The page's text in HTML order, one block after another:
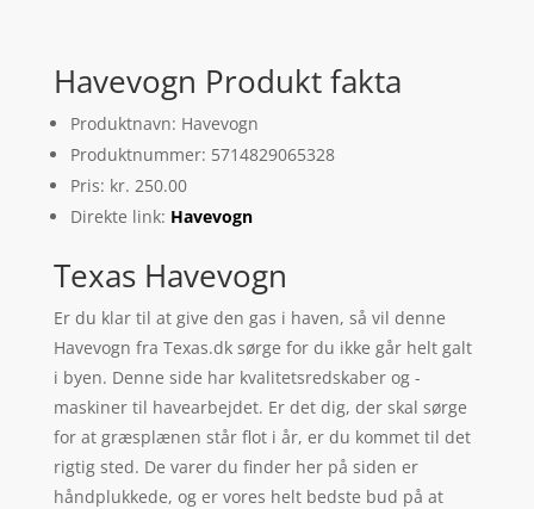
Havevogn Produkt fakta
Produktnavn: Havevogn
Produktnummer: 5714829065328
Pris: kr. 250.00
Direkte link: Havevogn
Texas Havevogn
Er du klar til at give den gas i haven, så vil denne
Havevogn fra Texas.dk sørge for du ikke går helt galt
i byen. Denne side har kvalitetsredskaber og -
maskiner til havearbejdet. Er det dig, der skal sørge
for at græsplænen står flot i år, er du kommet til det
rigtig sted. De varer du finder her på siden er
håndplukkede, og er vores helt bedste bud på at